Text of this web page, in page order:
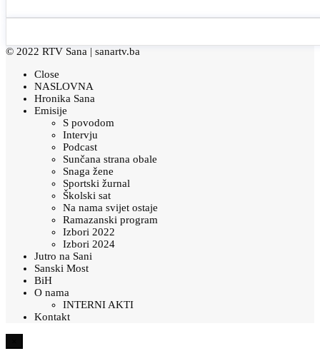
© 2022 RTV Sana | sanartv.ba
Close
NASLOVNA
Hronika Sana
Emisije
S povodom
Intervju
Podcast
Sunčana strana obale
Snaga žene
Sportski žurnal
Školski sat
Na nama svijet ostaje
Ramazanski program
Izbori 2022
Izbori 2024
Jutro na Sani
Sanski Most
BiH
O nama
INTERNI AKTI
Kontakt